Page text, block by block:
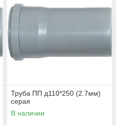
Труба ПП д110*250 (2.7мм)
серая
В наличии